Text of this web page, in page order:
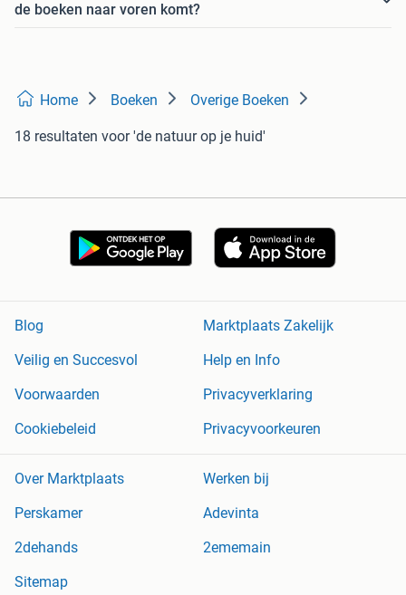
de boeken naar voren komt?
Home Boeken Overige Boeken
18 resultaten voor 'de natuur op je huid'
Blog
Marktplaats Zakelijk
Veilig en Succesvol
Help en Info
Voorwaarden
Privacyverklaring
Cookiebeleid
Privacyvoorkeuren
Over Marktplaats
Werken bij
Perskamer
Adevinta
2dehands
2ememain
Sitemap